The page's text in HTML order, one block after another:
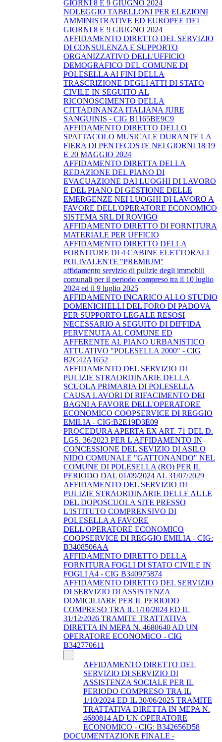
GIORNI 8 E 9 GIUGNO 2024
NOLEGGIO TABELLONI PER ELEZIONI
AMMINISTRATIVE ED EUROPEE DEI
GIORNI 8 E 9 GIUGNO 2024
AFFIDAMENTO DIRETTO DEL SERVIZIO
DI CONSULENZA E SUPPORTO
ORGANIZZATIVO DELL'UFFICIO
DEMOGRAFICO DEL COMUNE DI
POLESELLA AI FINI DELLA
TRASCRIZIONE DEGLI ATTI DI STATO
CIVILE IN SEGUITO AL
RICONOSCIMENTO DELLA
CITTADINANZA ITALIANA JURE
SANGUINIS - CIG B1165BE9C9
AFFIDAMENTO DIRETTO DELLO
SPATTACOLO MUSICALE DURANTE LA
FIERA DI PENTECOSTE NEI GIORNI 18 19
E 20 MAGGIO 2024
AFFIDAMENTO DIRETTA DELLA
REDAZIONE DEL PIANO DI
EVACUAZIONE DAI LUOGHI DI LAVORO
E DEL PIANO DI GESTIONE DELLE
EMERGENZE NEI LUOGHI DI LAVORO A
FAVORE DELL'OPERATORE ECONOMICO
SISTEMA SRL DI ROVIGO
AFFIDAMENTO DIRETTO DI FORNITURA
MATERIALE PER UFFICIO
AFFIDAMENTO DIRETTO DELLA
FORNITURE DI 4 CABINE ELETTORALI
POLIVALENTE "PREMIUM"
affidamento servizio di pulizie degli immobili
comunali per il periodo compreso tra il 10 luglio
2024 ed il 9 luglio 2025
AFFIDAMENTO INCARICO ALLO STUDIO
DOMENICHELLI DEL FORO DI PADOVA
PER SUPPORTO LEGALE RESOSI
NECESSARIO A SEGUITO DI DIFFIDA
PERVENUTA AL COMUNE ED
AFFERENTE AL PIANO URBANISTICO
ATTUATIVO "POLESELLA 2000" - CIG
B2C42A1652
AFFIDAMENTO DEL SERVIZIO DI
PULIZIE STRAORDINARIE DELLA
SCUOLA PRIMARIA DI POLESELLA
CAUSA LAVORI DI RIFACIMENTO DEI
BAGNI A FAVORE DELL'OPERATORE
ECONOMICO COOPSERVICE DI REGGIO
EMILIA - CIG:B2E19D3E09
PROCEDURA APERTA EX ART. 71 DEL D.
LGS. 36/2023 PER L'AFFIDAMENTO IN
CONCESSIONE DEL SEVIZIO DI ASILO
NIDO COMUNALE "GATTONANDO" NEL
COMUNE DI POLESELLA (RO) PER IL
PERIODO DAL 01/09/2024 AL 31/07/2029
AFFIDAMENTO DEL SERVIZIO DI
PULIZIE STRAORDINARIE DELLE AULE
DEL DOPOSCUOLA SITE PRESSO
L'ISTITUTO COMPRENSIVO DI
POLESELLA A FAVORE
DELL'OPERATORE ECONOMICO
COOPSERVICE DI REGGIO EMILIA - CIG:
B3408506AA
AFFIDAMENTO DIRETTO DELLA
FORNITURA FOGLI DI STATO CIVILE IN
FOGLI A4 - CIG B340975874
AFFIDAMENTO DIRETTO DEL SERVIZIO
DI SERVIZIO DI ASSISTENZA
DOMICILIARE PER IL PERIODO
COMPRESO TRA IL 1/10/2024 ED IL
31/12/2026 TRAMITE TRATTATIVA
DIRETTA IN MEPA N. 4680640 AD UN
OPERATORE ECONOMICO - CIG
B342770611
AFFIDAMENTO DIRETTO DEL
SERVIZIO DI SERVIZIO DI
ASSISTENZA SOCIALE PER IL
PERIODO COMPRESO TRA IL
1/10/2024 ED IL 30/06/2025 TRAMITE
TRATTATIVA DIRETTA IN MEPA N.
4680814 AD UN OPERATORE
ECONOMICO - CIG: B342656D58
DOCUMENTAZIONE FINALE -